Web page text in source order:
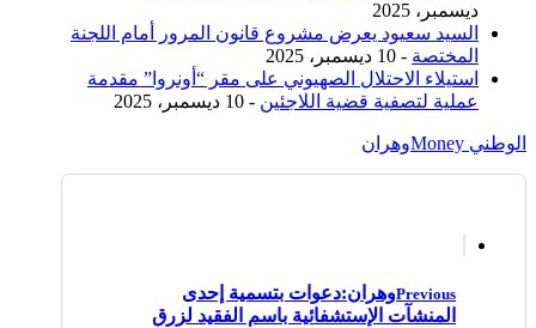
ديسمبر، 2025
السيد سعيود يعرض مشروع قانون المرور أمام اللجنة
المختصة - 10 ديسمبر، 2025
استيلاء الاحتلال الصهيوني على مقر “أونروا” مقدمة
عملية لتصفية قضية اللاجئين - 10 ديسمبر، 2025
الوطني Money وهران
Previousوهران:دعوات بتسمية إحدى
المنشآت الإستشفائية باسم الفقيد لزرق